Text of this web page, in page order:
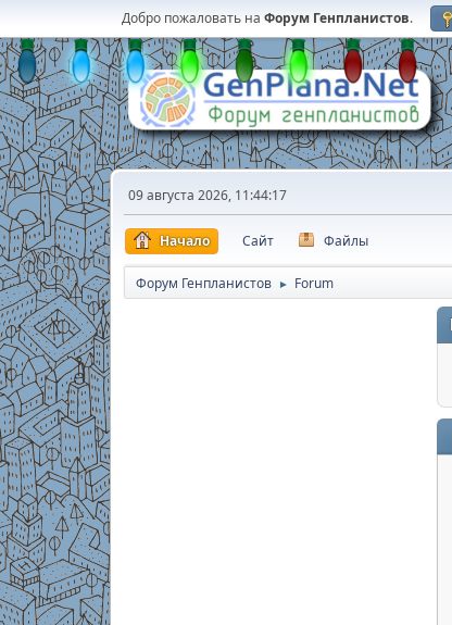
Добро пожаловать на Форум Генпланистов.
09 августа 2026, 11:44:17
Начало Сайт Файлы
Форум Генпланистов ► Forum